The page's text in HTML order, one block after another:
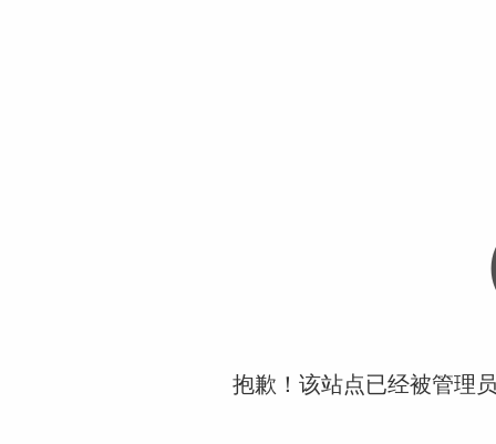
抱歉！该站点已经被管理